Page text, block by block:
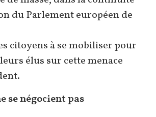
du Parlement européen de
citoyens à se mobiliser pour
élus sur cette menace
se négocient pas